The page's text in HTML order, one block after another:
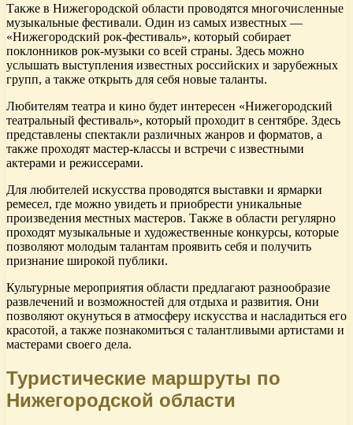
Также в Нижегородской области проводятся многочисленные
музыкальные фестивали. Один из самых известных —
«Нижегородский рок-фестиваль», который собирает
поклонников рок-музыки со всей страны. Здесь можно
услышать выступления известных российских и зарубежных
групп, а также открыть для себя новые таланты.
Любителям театра и кино будет интересен «Нижегородский
театральный фестиваль», который проходит в сентябре. Здесь
представлены спектакли различных жанров и форматов, а
также проходят мастер-классы и встречи с известными
актерами и режиссерами.
Для любителей искусства проводятся выставки и ярмарки
ремесел, где можно увидеть и приобрести уникальные
произведения местных мастеров. Также в области регулярно
проходят музыкальные и художественные конкурсы, которые
позволяют молодым талантам проявить себя и получить
признание широкой публики.
Культурные мероприятия области предлагают разнообразие
развлечений и возможностей для отдыха и развития. Они
позволяют окунуться в атмосферу искусства и насладиться его
красотой, а также познакомиться с талантливыми артистами и
мастерами своего дела.
Туристические маршруты по
Нижегородской области